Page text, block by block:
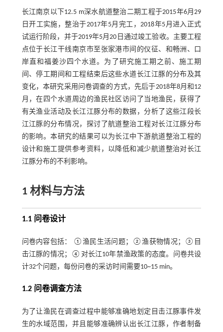
长江南京以下12.5 m深水航道整治二期工程于2015年6月29
日开工实施，整治于2017年5月完工，2018年5月进入正式
试运行阶段，并于2019年5月20日通过竣工验收。主要工程
点位于长江干线南京市至张家港市间的仪征、和畅洲、口
岸直和福姜沙四个水道。为了研究施工期之前、施工期
间、停工期间和工程结束后这些水道长江江豚的分布及其
变化，本研究采用问卷调查的方式，先后于2018年8月和12
月，在四个水道周边的渔民社区访问了当地渔民，获得了
有关渔业活动及长江江豚分布的数据，分析了这些江段长
江江豚的分布情况，探讨了航道整治工程对长江江豚分布
的影响。本研究的结果可以为长江中下游航道整治工程的
设计和施工提供参考资料，以降低和减少航道整治对长江
江豚分布的不利影响。
1 材料与方法
1.1 问卷设计
问卷内容包括： ①渔民生活问题；②渔获物情况；③目
击江豚的情况；④对长江10年禁渔政策的态度。问卷共设
计32个问题，每份问卷的采访时间需要10~15 min。
1.2 问卷调查方法
为了让渔民在调查过程中能够准确地划定目击江豚事件发
生的水域范围，并且能够准确辨认出长江江豚，作者制备